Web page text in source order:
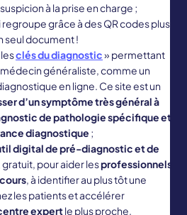
à la prise en charge ;
regroupe grâce à des QR codes plus
seul document !
clés du diagnostic» permettant
généraliste, comme un
en ligne. Ce site est un
d’un symptôme très général à
de pathologie spécifique et
diagnostique ;
digital de pré-diagnostic et de
gratuit, pour aider lesprofessionnels
, à identifier au plus tôt une
les patients et accélérer
expertle plus proche.